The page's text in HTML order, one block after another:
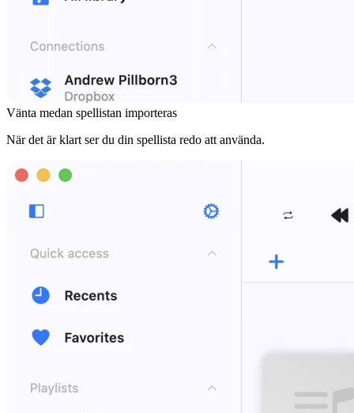
Vänta medan spellistan importeras
När det är klart ser du din spellista redo att använda.